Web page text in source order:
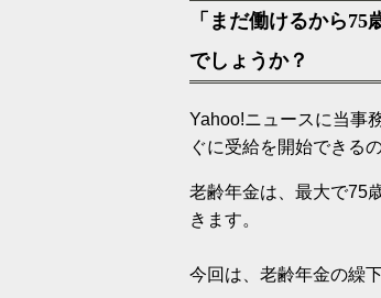
「まだ働けるから
でしょうか？
Yahoo!ニュースに当事
ぐに受給を開始できる
老齢年金は、最大で75
きます。
今回は、老齢年金の繰